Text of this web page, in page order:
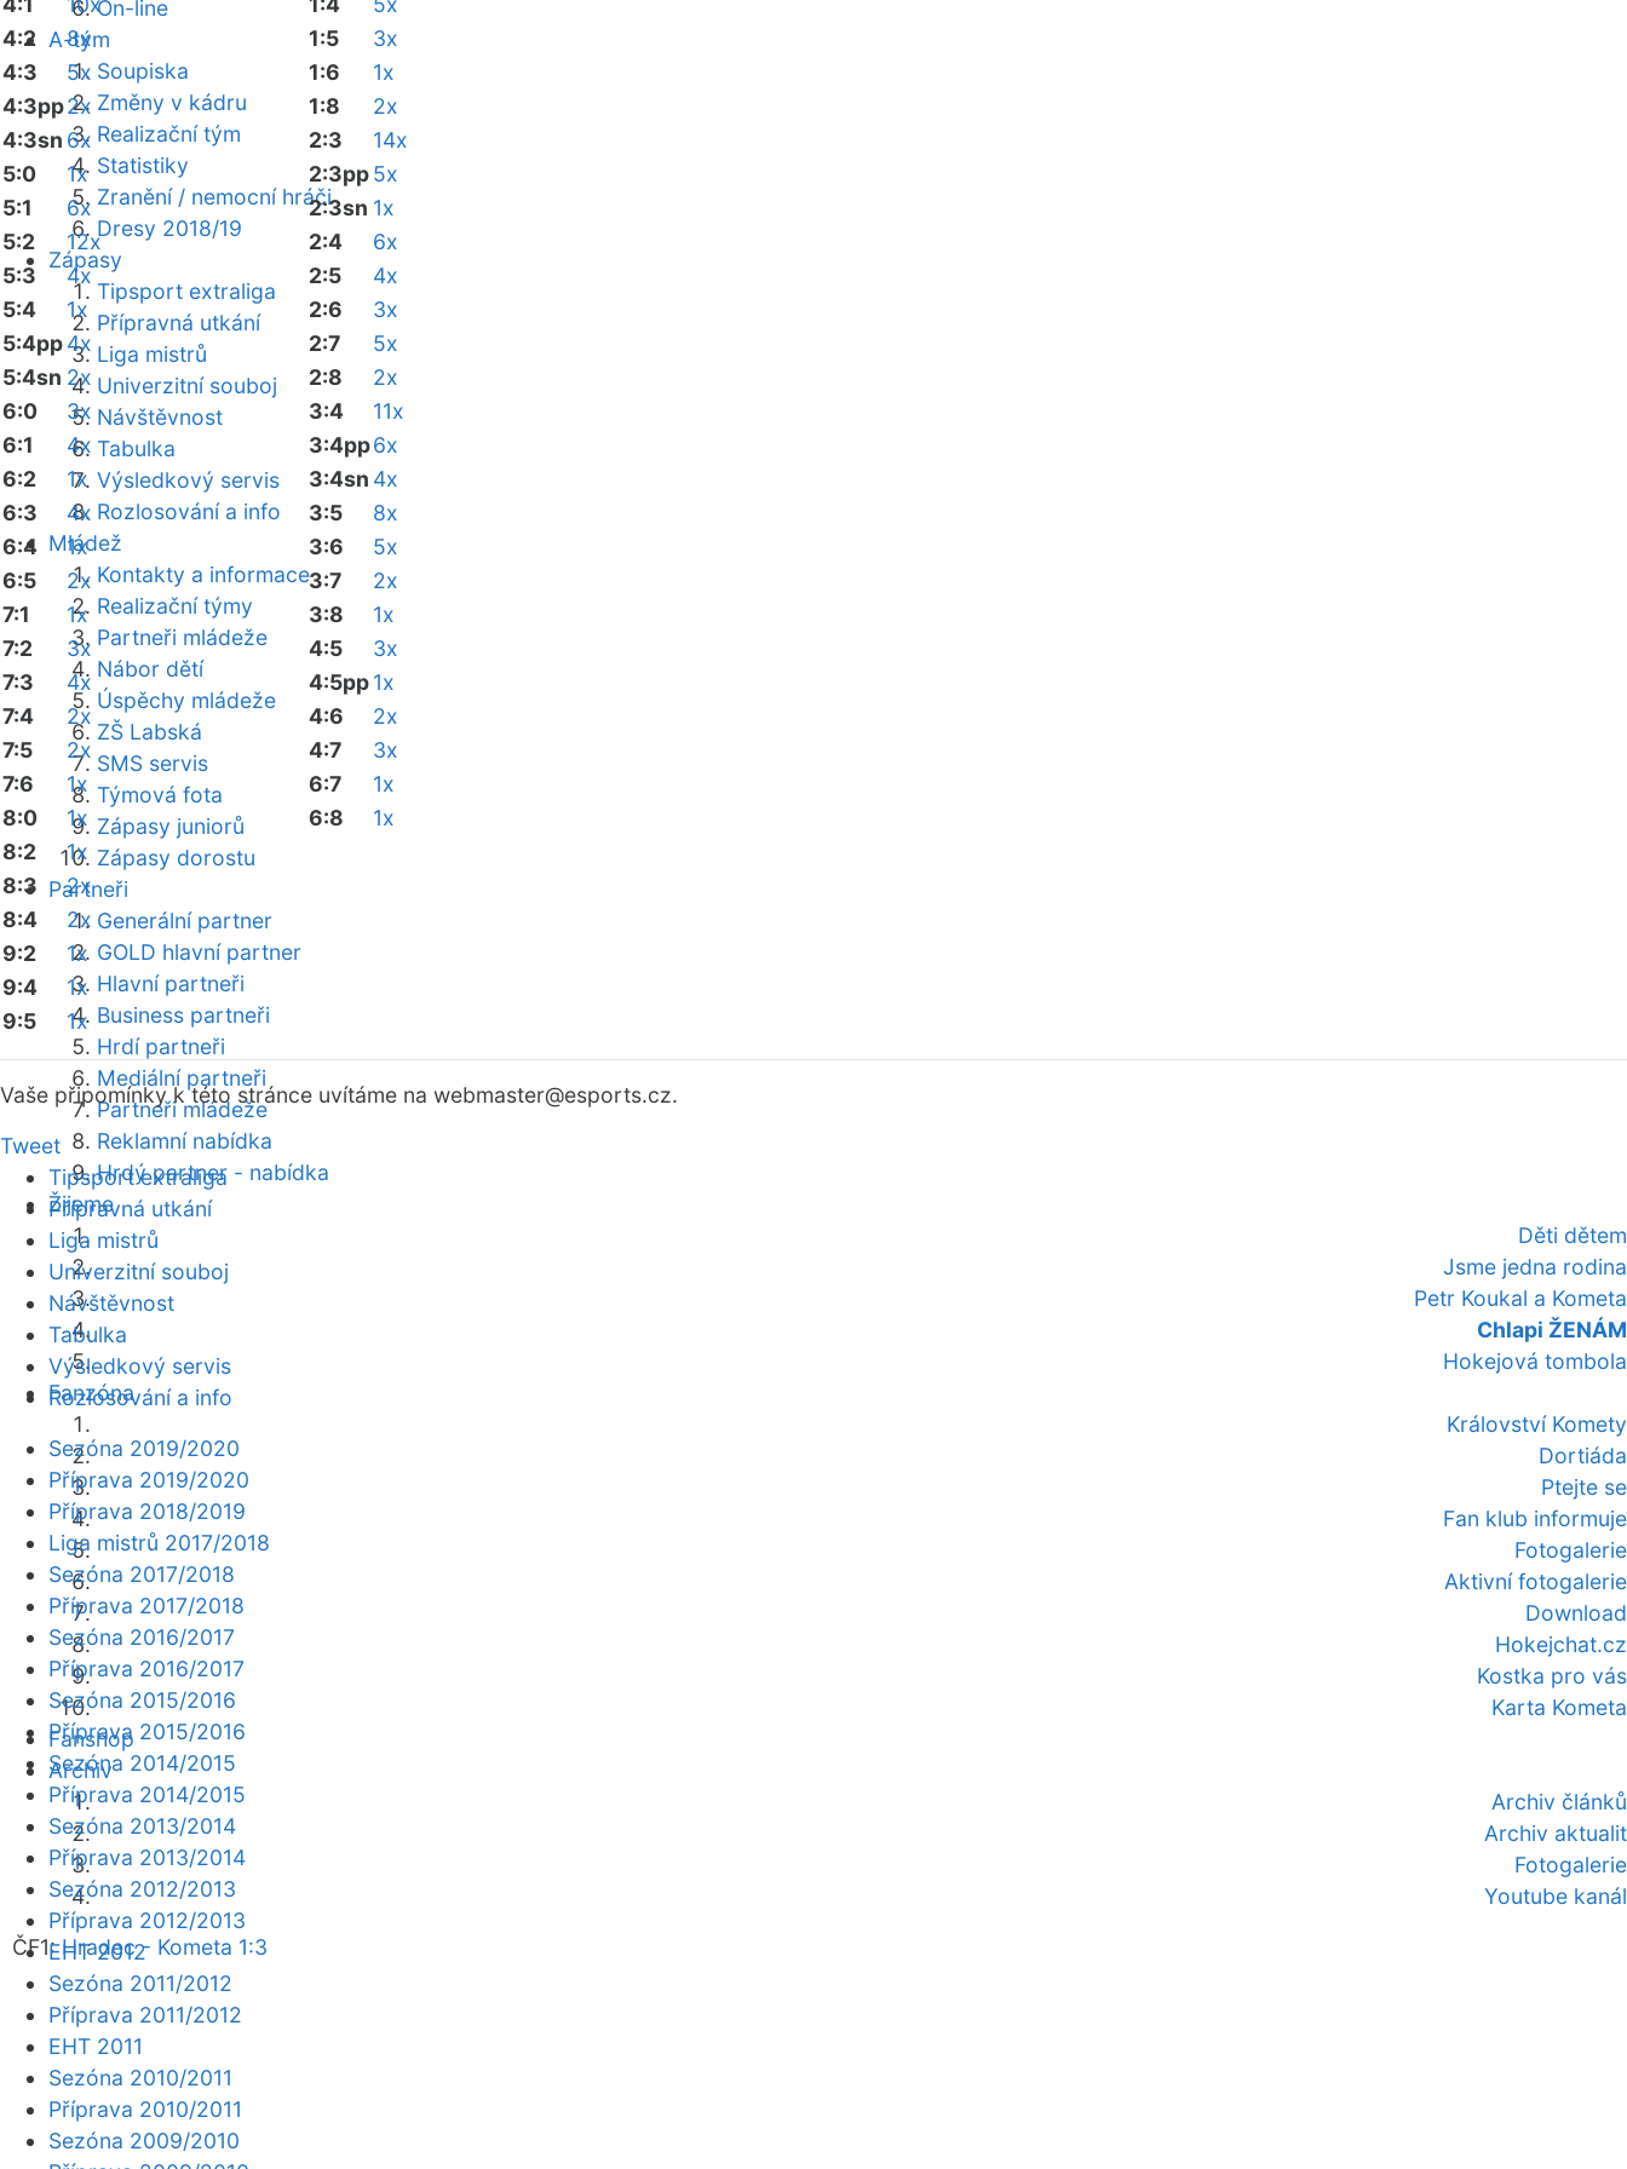
On-line
A-tým
Soupiska
Změny v kádru
Realizační tým
Statistiky
Zranění / nemocní hráči
Dresy 2018/19
Zápasy
Tipsport extraliga
Přípravná utkání
Liga mistrů
Univerzitní souboj
Návštěvnost
Tabulka
Výsledkový servis
Rozlosování a info
Mládež
Kontakty a informace
Realizační týmy
Partneři mládeže
Nábor dětí
Úspěchy mládeže
ZŠ Labská
SMS servis
Týmová fota
Zápasy juniorů
Zápasy dorostu
Partneři
Generální partner
GOLD hlavní partner
Hlavní partneři
Business partneři
Hrdí partneři
Mediální partneři
Partneři mládeže
Reklamní nabídka
Hrdý partner - nabídka
Žijeme
Děti dětem
Jsme jedna rodina
Petr Koukal a Kometa
Chlapi ŽENÁM
Hokejová tombola
Fanzóna
Království Komety
Dortiáda
Ptejte se
Fan klub informuje
Fotogalerie
Aktivní fotogalerie
Download
Hokejchat.cz
Kostka pro vás
Karta Kometa
Fanshop
Archiv
Archiv článků
Archiv aktualit
Fotogalerie
Youtube kanál
ČF1:Hradec - Kometa 1:3
4:2
8x
4:3
5x
4:3pp2x
4:3sn 6x
5:0
1x
5:1
6x
5:2
12x
5:3
4x
5:4
1x
5:4pp4x
5:4sn 2x
6:0
3x
6:1
4x
6:2
1x
6:3
4x
6:4
1x
6:5
2x
7:1
1x
7:2
3x
7:3
4x
7:4
2x
7:5
2x
7:6
1x
8:0
1x
8:2
1x
8:3
2x
8:4
2x
9:2
1x
9:4
1x
9:5
1x
1:5
3x
1:6
1x
1:8
2x
2:3
14x
2:3pp5x
2:3sn 1x
2:4
6x
2:5
4x
2:6
3x
2:7
5x
2:8
2x
3:4
11x
3:4pp6x
3:4sn 4x
3:5
8x
3:6
5x
3:7
2x
3:8
1x
4:5
3x
4:5pp1x
4:6
2x
4:7
3x
6:7
1x
6:8
1x
Vaše připomínky k této stránce uvítáme na webmaster@esports.cz.
Tweet
Tipsport extraliga
Přípravná utkání
Liga mistrů
Univerzitní souboj
Návštěvnost
Tabulka
Výsledkový servis
Rozlosování a info
Sezóna 2019/2020
Příprava 2019/2020
Příprava 2018/2019
Liga mistrů 2017/2018
Sezóna 2017/2018
Příprava 2017/2018
Sezóna 2016/2017
Příprava 2016/2017
Sezóna 2015/2016
Příprava 2015/2016
Sezóna 2014/2015
Příprava 2014/2015
Sezóna 2013/2014
Příprava 2013/2014
Sezóna 2012/2013
Příprava 2012/2013
EHT 2012
Sezóna 2011/2012
Příprava 2011/2012
EHT 2011
Sezóna 2010/2011
Příprava 2010/2011
Sezóna 2009/2010